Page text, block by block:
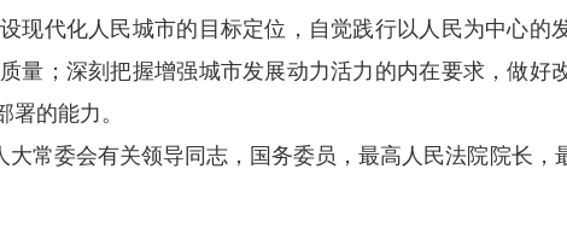
现代化人民城市的目标定位，自觉践行以人民为中心的
量；深刻把握增强城市发展动力活力的内在要求，做好
的能力。
常委会有关领导同志，国务委员，最高人民法院院长，